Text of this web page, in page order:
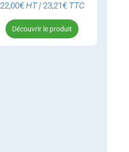
22,00€ HT | 23,21€ TTC
Découvrir le produit